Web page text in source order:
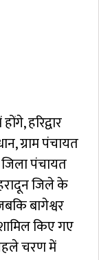
हरिद्वार
ग्राम पंचायत
पंचायत
जिले के
बागेश्वर
किए गए
चरण में